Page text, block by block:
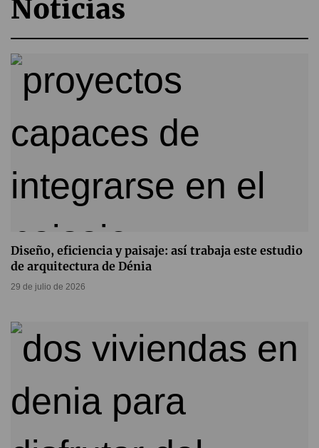
Noticias
Diseño, eficiencia y paisaje: así trabaja este estudio
de arquitectura de Dénia
29 de julio de 2026